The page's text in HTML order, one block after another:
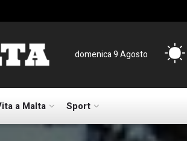
domenica 9 Agosto
a Malta Sport